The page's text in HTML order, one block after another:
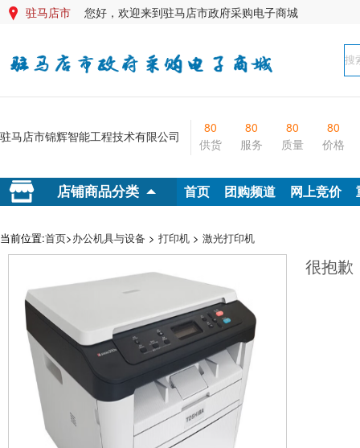
 驻马店市 您好，欢迎来到驻马店市政府采购电子商城
驻马店市锦辉智能工程技术有限公司
80
供货
80
服务
80
质量
80
价格
店铺商品分类 首页 团购频道 网上竞价
当前位置:首页>办公机具与设备 > 打印机 > 激光打印机
很抱歉